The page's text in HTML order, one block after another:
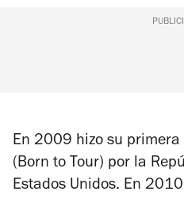
En 2009 hizo su
(Born to Tour) por la
Estados Unidos. En